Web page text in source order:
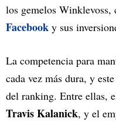
los gemelos
Facebook y sus
La competencia para
cada vez más dura, y
del ranking. Entre ellas,
Travis Kalanick, y el